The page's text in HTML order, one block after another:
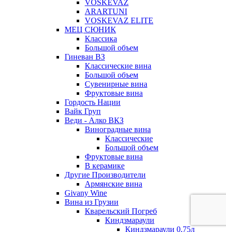
VOSKEVAZ
ARARTUNI
VOSKEVAZ ELITE
МЕЦ СЮНИК
Классика
Большой объем
Гиневан ВЗ
Классические вина
Большой объем
Сувенирные вина
Фруктовые вина
Гордость Нации
Вайк Груп
Веди - Алко ВКЗ
Виноградные вина
Классические
Большой объем
Фруктовые вина
В керамике
Другие Производители
Армянские вина
Givany Wine
Вина из Грузии
Кварельский Погреб
Киндзмараули
Киндзмараули 0,75л